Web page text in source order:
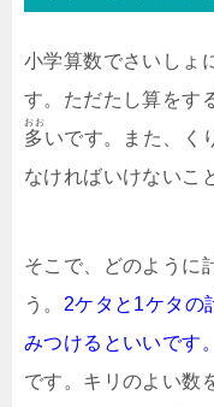
小学算数でさいしょ
す。ただたし算をす
多
おお
いです。また、く
なければいけないこ
そこで、どのように
う。 2ケタと1ケタの
みつけるといいです。
です。キリのよい数